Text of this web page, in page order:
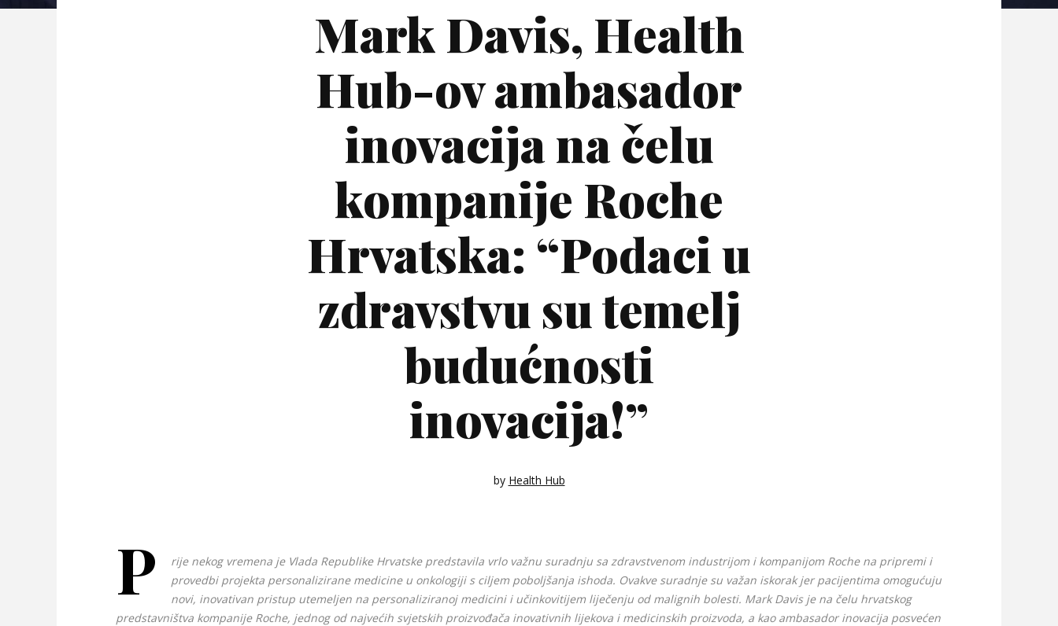
Mark Davis, Health
Hub-ov ambasador
inovacija na čelu
kompanije Roche
Hrvatska: “Podaci u
zdravstvu su temelj
budućnosti
inovacija!”
by Health Hub
P
rije nekog vremena je Vlada Republike Hrvatske predstavila vrlo važnu suradnju sa zdravstvenom industrijom i kompanijom Roche na pripremi i
provedbi projekta personalizirane medicine u onkologiji s ciljem poboljšanja ishoda. Ovakve suradnje su važan iskorak jer pacijentima omogućuju
novi, inovativan pristup utemeljen na personaliziranoj medicini i učinkovitijem liječenju od malignih bolesti. Mark Davis je na čelu hrvatskog
predstavništva kompanije Roche, jednog od najvećih svjetskih proizvođača inovativnih lijekova i medicinskih proizvoda, a kao ambasador inovacija posvećen